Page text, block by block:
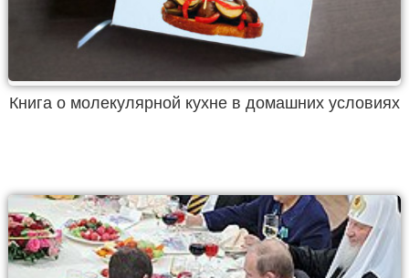
Книга о молекулярной кухне в домашних условиях